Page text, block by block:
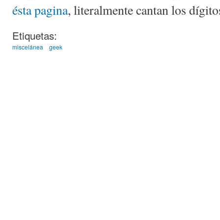
ésta pagina, literalmente cantan los
Etiquetas:
miscelánea geek